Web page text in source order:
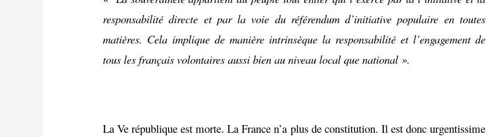
responsabilité directe et par la voie du référendum d’initiative populaire en toutes
matières. Cela implique de manière intrinsèque la responsabilité et l’engagement de
tous les français volontaires aussi bien au niveau local que national ».
La Ve république est morte. La France n’a plus de constitution. Il est donc urgentissime